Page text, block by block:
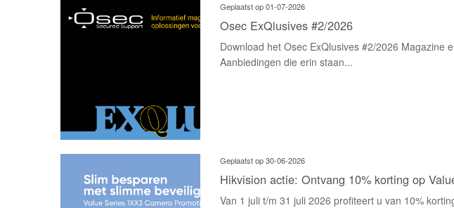
Geplaatst op 01-07-2026
Osec ExQlusives #2/2026
Download het Osec ExQlusives #2/2026 Magazine
Aanbiedingen die erin staan...
Geplaatst op 30-06-2026
Hikvision actie: Ontvang 10% korting op
Van 1 juli t/m 31 juli 2026 profiteert u van 10%